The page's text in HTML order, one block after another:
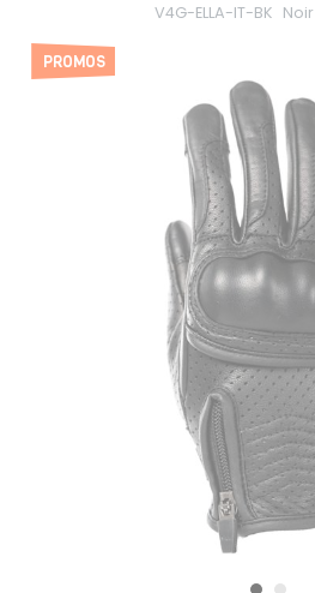
V4G-ELLA-IT-BK Noir
PROMOS